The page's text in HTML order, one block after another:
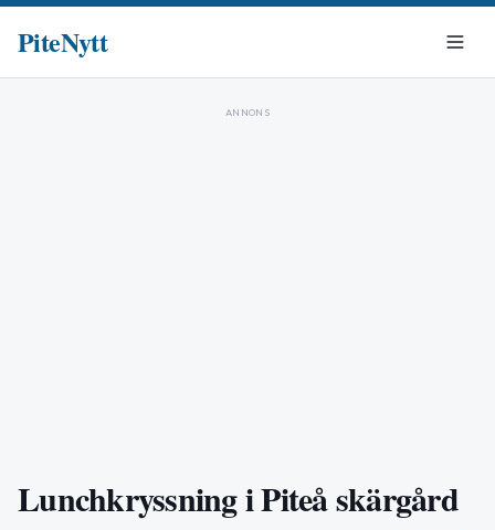
PiteNytt
ANNONS
Lunchkryssning i Piteå skärgård